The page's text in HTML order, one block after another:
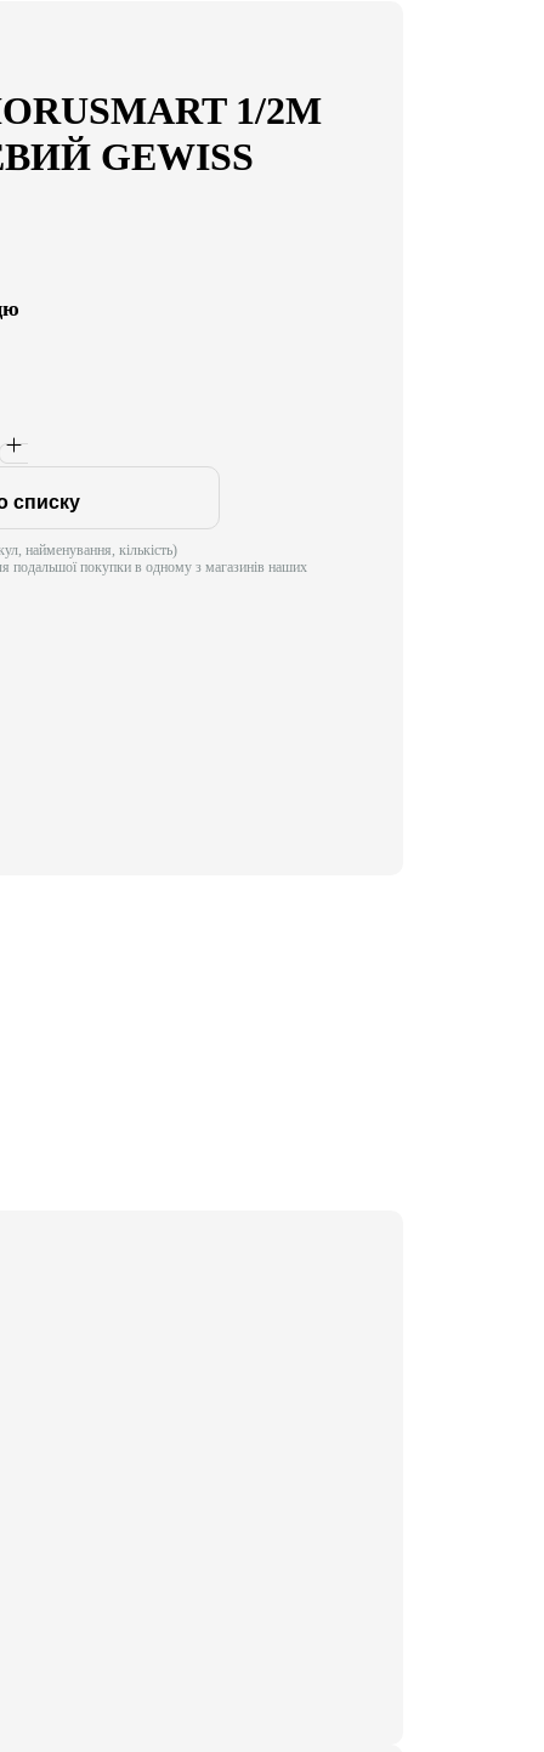
1/2M
GEWISS
списку
найменування, кількість)
подальшої покупки в одному з магазинів наших